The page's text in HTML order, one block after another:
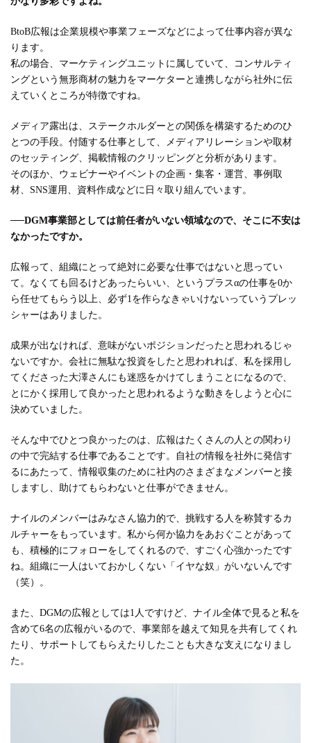
BtoB広報は企業規模や事業フェーズなどによって仕事内容が異な
ります。
私の場合、マーケティングユニットに属していて、コンサルティ
ングという無形商材の魅力をマーケターと連携しながら社外に伝
えていくところが特徴ですね。
メディア露出は、ステークホルダーとの関係を構築するためのひ
とつの手段。付随する仕事として、メディアリレーションや取材
のセッティング、掲載情報のクリッピングと分析があります。
そのほか、ウェビナーやイベントの企画・集客・運営、事例取
材、SNS運用、資料作成などに日々取り組んでいます。
──DGM事業部としては前任者がいない領域なので、そこに不安は
なかったですか。
広報って、組織にとって絶対に必要な仕事ではないと思ってい
て。なくても回るけどあったらいい、というプラスαの仕事を0か
ら任せてもらう以上、必ず1を作らなきゃいけないっていうプレッ
シャーはありました。
成果が出なければ、意味がないポジションだったと思われるじゃ
ないですか。会社に無駄な投資をしたと思われれば、私を採用し
てくださった大澤さんにも迷惑をかけてしまうことになるので、
とにかく採用して良かったと思われるような動きをしようと心に
決めていました。
そんな中でひとつ良かったのは、広報はたくさんの人との関わり
の中で完結する仕事であることです。自社の情報を社外に発信す
るにあたって、情報収集のために社内のさまざまなメンバーと接
しますし、助けてもらわないと仕事ができません。
ナイルのメンバーはみなさん協力的で、挑戦する人を称賛するカ
ルチャーをもっています。私から何か協力をあおぐことがあって
も、積極的にフォローをしてくれるので、すごく心強かったです
ね。組織に一人はいておかしくない「イヤな奴」がいないんです
（笑）。
また、DGMの広報としては1人ですけど、ナイル全体で見ると私を
含めて6名の広報がいるので、事業部を越えて知見を共有してくれ
たり、サポートしてもらえたりしたことも大きな支えになりまし
た。